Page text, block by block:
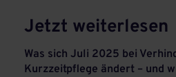
Jetzt weiterlesen
Was sich Juli 2025 bei
Kurzzeitpflege ändert – und